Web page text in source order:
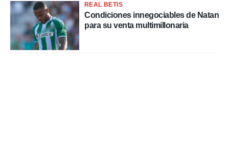
REAL BETIS
Condiciones innegociables de Natan
para su venta multimillonaria